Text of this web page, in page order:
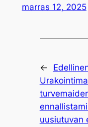
marras 12, 2025
←
uusiutuvan